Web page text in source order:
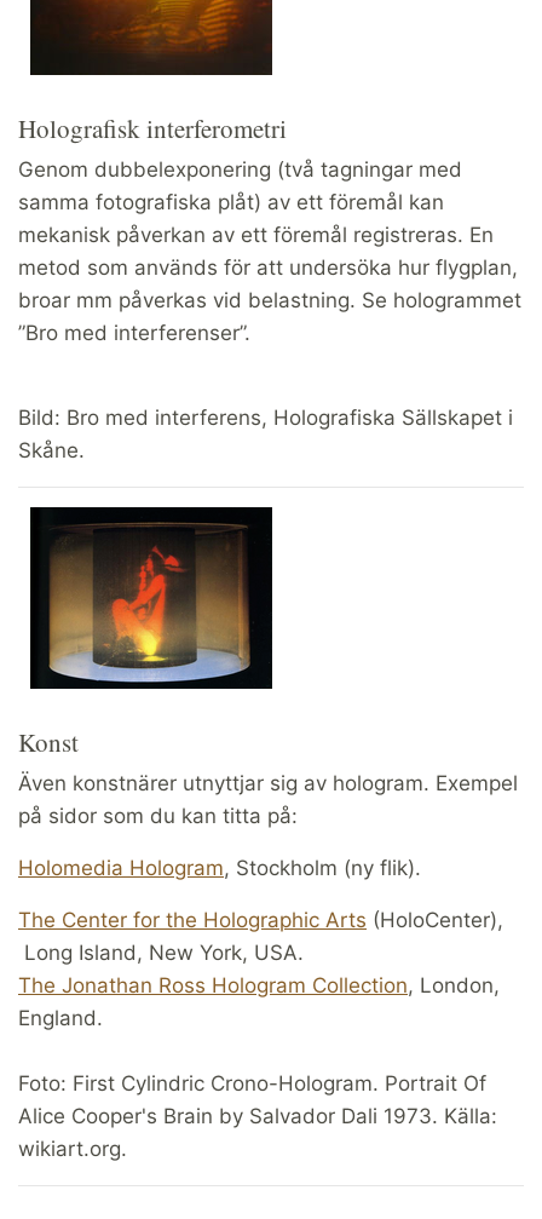
Holografisk interferometri
Genom dubbelexponering (två tagningar med
samma fotografiska plåt) av ett föremål kan
mekanisk påverkan av ett föremål registreras. En
metod som används för att undersöka hur flygplan,
broar mm påverkas vid belastning. Se hologrammet
”Bro med interferenser”.
Bild: Bro med interferens, Holografiska Sällskapet i
Skåne.
Konst
Även konstnärer utnyttjar sig av hologram. Exempel
på sidor som du kan titta på:
Holomedia Hologram, Stockholm (ny flik).
The Center for the Holographic Arts (HoloCenter),
Long Island, New York, USA.
The Jonathan Ross Hologram Collection, London,
England.
Foto: First Cylindric Crono-Hologram. Portrait Of
Alice Cooper's Brain by Salvador Dali 1973. Källa:
wikiart.org.